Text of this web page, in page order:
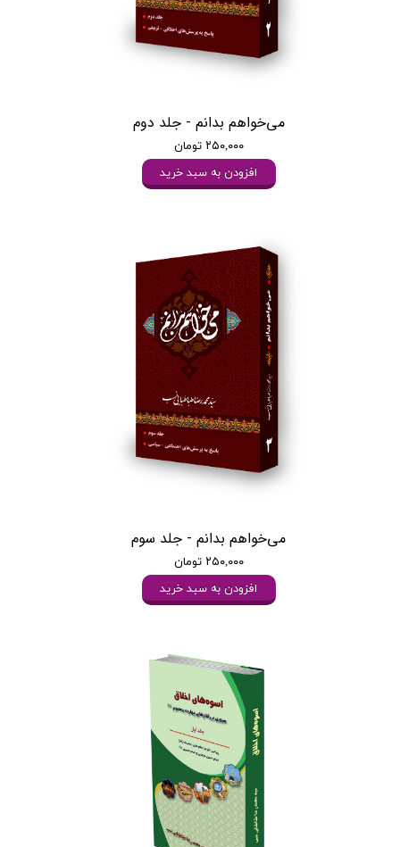
می‌خواهم بدانم - جلد دوم
۲۵۰,۰۰۰ تومان
افزودن به سبد خرید
می‌خواهم بدانم - جلد سوم
۲۵۰,۰۰۰ تومان
افزودن به سبد خرید